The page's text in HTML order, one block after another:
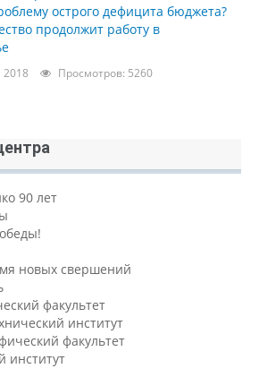
острого дефицита бюджета?
продолжит работу в
2018 Просмотров: 5260
90 лет
новых свершений
факультет
институт
факультет
институт